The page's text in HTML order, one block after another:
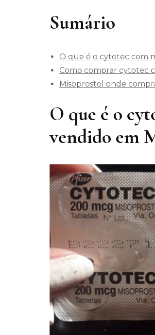
Sumário
O que é o cytotec com
Como comprar cytotec
Misoprostol onde
O que é o
vendido em